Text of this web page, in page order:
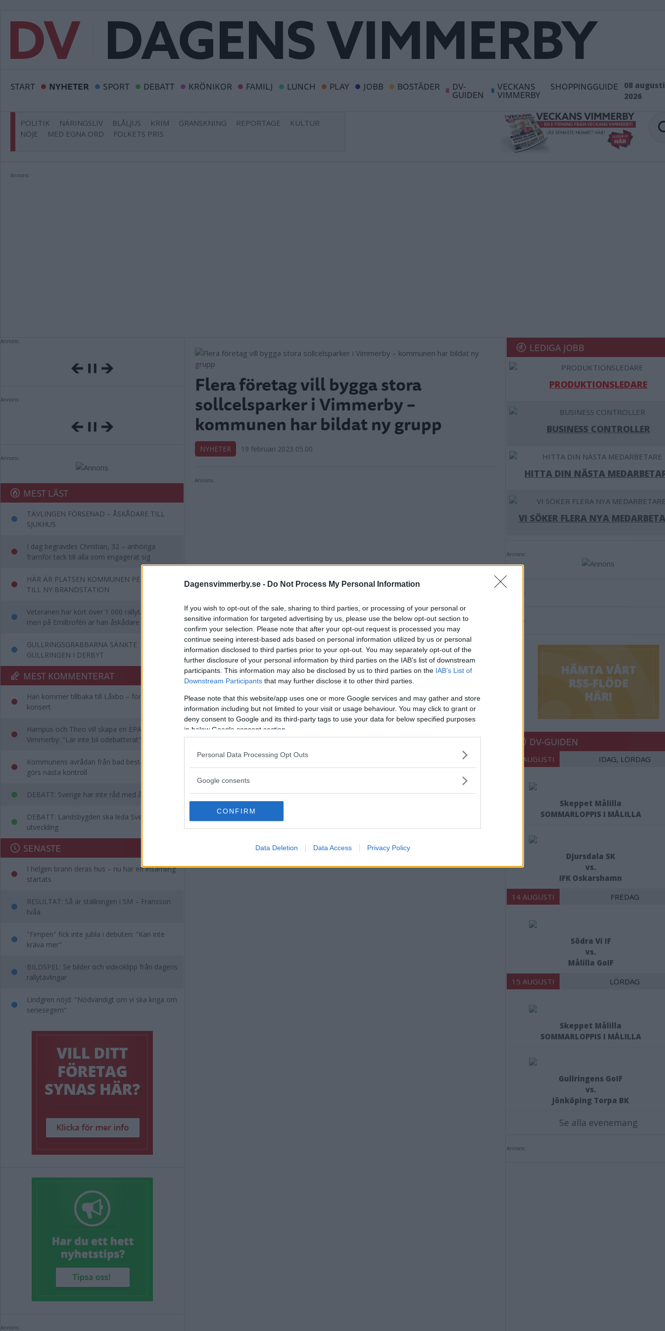
Dagensvimmerby.se - Do Not Process My Personal Information
If you wish to opt-out of the sale, sharing to third parties, or processing of your personal or
sensitive information for targeted advertising by us, please use the below opt-out section to
confirm your selection. Please note that after your opt-out request is processed you may
continue seeing interest-based ads based on personal information utilized by us or personal
information disclosed to third parties prior to your opt-out. You may separately opt-out of the
further disclosure of your personal information by third parties on the IAB’s list of downstream
participants. This information may also be disclosed by us to third parties on the IAB’s List of
Downstream Participants that may further disclose it to other third parties.
Please note that this website/app uses one or more Google services and may gather and store
information including but not limited to your visit or usage behaviour. You may click to grant or
deny consent to Google and its third-party tags to use your data for below specified purposes
in below Google consent section.
Personal Data Processing Opt Outs
Google consents
CONFIRM
Data Deletion Data Access Privacy Policy
START NYHETER SPORT DEBATT KRÖNIKOR FAMILJ LUNCH PLAY JOBB BOSTÄDER DV-
GUIDEN
VECKANS
VIMMERBY
SHOPPINGGUIDE
08 augusti
2026
POLITIK NÄRINGSLIV BLÅLJUS KRIM GRANSKNING REPORTAGE
KULTUR
NÖJE
MED EGNA ORD FOLKETS PRIS
Annons:
Annons:
Annons:
Annons:
MEST LÄST
TÄVLINGEN FÖRSENAD – ÅSKÅDARE TILL
SJUKHUS
I dag begravdes Christian, 32 – anhöriga
framför tack till alla som engagerat sig
HÄR ÄR PLATSEN KOMMUNEN PEKAR UT
TILL NY BRANDSTATION
Veteranen har kört över 1 000 rallytävlingar –
men på Emiltrofén är han åskådare
GULLRINGSGRABBARNA SÄNKTE
GULLRINGEN I DERBYT
MEST KOMMENTERAT
Han kommer tillbaka till Låxbo – för egen
konsert
Hampus och Theo vill skapa en EPA-slinga i
Vimmerby: "Lär inte bli odebatterat"
Kommunens avrådan från bad består – då
görs nästa kontroll
DEBATT: Sverige har inte råd med ålderism
DEBATT: Landsbygden ska leda Sveriges
utveckling
SENASTE
I helgen brann deras hus – nu har en insamling
startats
RESULTAT: Så är ställningen i SM – Fransson
tvåa
"Fimpen" fick inte jubla i debuten: "Kan inte
kräva mer"
BILDSPEL: Se bilder och videoklipp från dagens
rallytävlingar
Lindgren nöjd: "Nödvändigt om vi ska kriga om
seriesegern"
Annons:
Flera företag vill bygga stora
sollcelsparker i Vimmerby –
kommunen har bildat ny grupp
NYHETER 19 februari 2023 05.00
Annons:
Doldis går in som mittback i Storebro
FOTBOLL 19 maj 2016 16.40
Läs in fler nyheter
LEDIGA JOBB
PRODUKTIONSLEDARE
BUSINESS CONTROLLER
HITTA DIN NÄSTA
VI SÖKER FLERA NYA
Annons:
Annons:
Annons:
DV-GUIDEN
08 AUGUSTI IDAG, LÖRDAG
Skeppet Målilla
SOMMARLOPPIS I MÅLILLA
Djursdala SK
vs.
IFK Oskarshamn
14 AUGUSTI FREDAG
Södra Vi IF
vs.
Målilla GoIF
15 AUGUSTI LÖRDAG
Skeppet Målilla
SOMMARLOPPIS I MÅLILLA
Gullringens GoIF
vs.
Jönköping Torpa BK
Se alla evenemang
Annons: